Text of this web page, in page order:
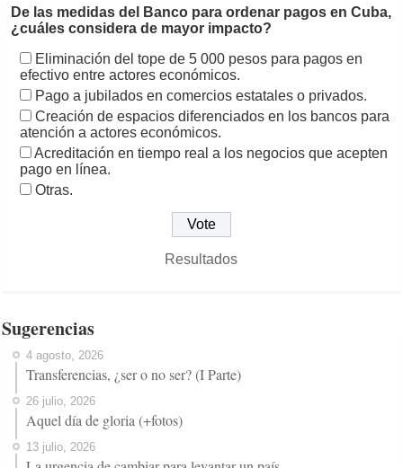
De las medidas del Banco para ordenar pagos en Cuba,
¿cuáles considera de mayor impacto?
Eliminación del tope de 5 000 pesos para pagos en
efectivo entre actores económicos.
Pago a jubilados en comercios estatales o privados.
Creación de espacios diferenciados en los bancos para
atención a actores económicos.
Acreditación en tiempo real a los negocios que acepten
pago en línea.
Otras.
Resultados
Sugerencias
4 agosto, 2026
Transferencias, ¿ser o no ser? (I Parte)
26 julio, 2026
Aquel día de gloria (+fotos)
13 julio, 2026